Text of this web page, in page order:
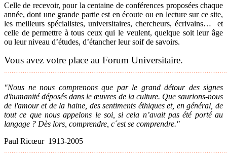
Celle de recevoir, pour la centaine de conférences proposées chaque
année, dont une grande partie est en écoute ou en lecture sur ce site,
les meilleurs spécialistes, universitaires, chercheurs, écrivains… et
celle de permettre à tous ceux qui le veulent, quelque soit leur âge
ou leur niveau d’études, d’étancher leur soif de savoirs.
Vous avez votre place au Forum Universitaire.
"Nous ne nous comprenons que par le grand détour des signes
d'humanité déposés dans le œuvres de la culture. Que saurions-nous
de l'amour et de la haine, des sentiments éthiques et, en général, de
tout ce que nous appelons le soi, si cela n’avait pas été porté au
langage ? Dès lors, comprendre, c´est se comprendre."
Paul Ricœur 1913-2005